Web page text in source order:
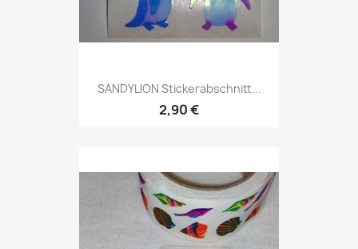
SANDYLION Stickerabschnitt...
2,90 €